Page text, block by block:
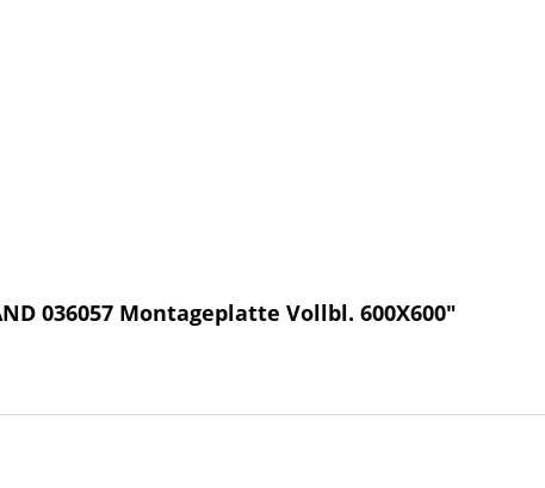
036057 Montageplatte Vollbl. 600X600"